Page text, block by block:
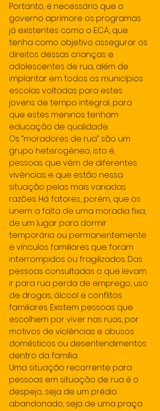
Portanto, é necessário que o
governo aprimore os programas
já existentes como o ECA, que
tenha como objetivo assegurar os
direitos dessas crianças e
adolescentes de rua, além de
implantar em todos os municípios
escolas voltadas para estes
jovens de tempo integral, para
que estes meninos tenham
educação de qualidade.
Os “moradores de rua” são um
grupo heterogêneo, isto é,
pessoas que vêm de diferentes
vivências e que estão nessa
situação pelas mais variadas
razões. Há fatores, porém, que os
unem: a falta de uma moradia fixa,
de um lugar para dormir
temporária ou permanentemente
e vínculos familiares que foram
interrompidos ou fragilizados. Das
pessoas consultadas o que levam
ir para rua perda de emprego, uso
de drogas, álcool e conflitos
familiares. Existem pessoas que
escolhem por viver nas ruas, por
motivos de violências e abusos
domésticos ou desentendimentos
dentro da família.
Uma situação recorrente para
pessoas em situação de rua é o
despejo, seja de um prédio
abandonado, seja de uma praça